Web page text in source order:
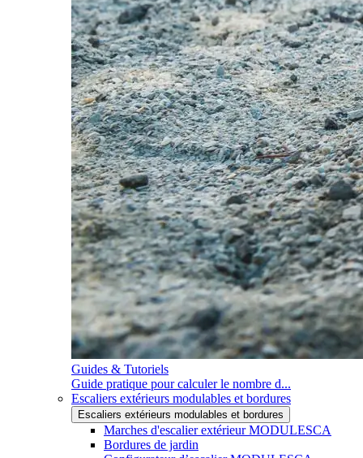
Guides & Tutoriels
Guide pratique pour calculer le nombre d...
Escaliers extérieurs modulables et bordures
Escaliers extérieurs modulables et bordures
Marches d'escalier extérieur MODULESCA
Bordures de jardin